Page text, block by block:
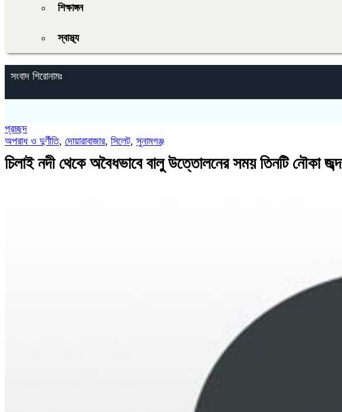
শিক্ষাঙ্গন
স্বাস্থ্য
সংবাদ শিরোনামঃ
প্রচ্ছদ
অপরাধ ও দুর্ণীতি, দোয়ারাবাজার, সিলেট, সুনামগঞ্জ
চিলাই নদী থেকে অবৈধভাবে বালু উত্তোলনের সময় তিনটি নৌকা জব্দ